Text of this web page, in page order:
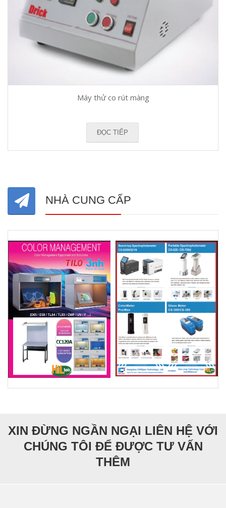
Máy thử co rút màng
ĐỌC TIẾP
NHÀ CUNG CẤP
XIN ĐỪNG NGẦN NGẠI LIÊN HỆ VỚI
CHÚNG TÔI ĐỂ ĐƯỢC TƯ VẤN
THÊM